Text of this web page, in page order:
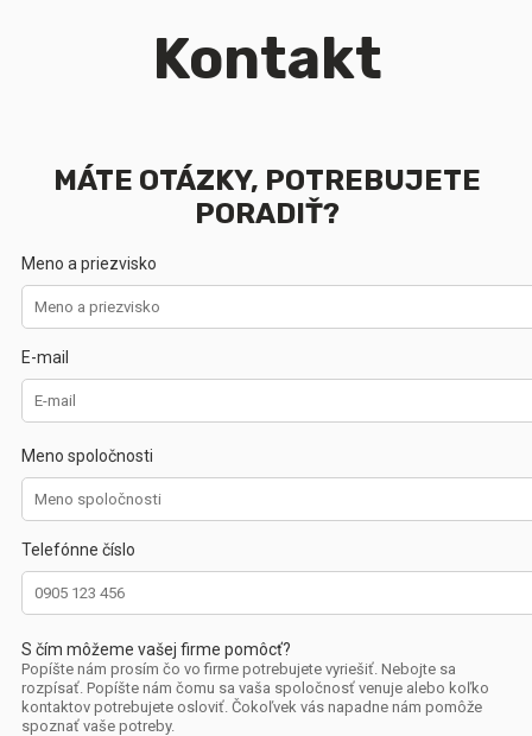
Kontakt
MÁTE OTÁZKY, POTREBUJETE
PORADIŤ?
Meno a priezvisko
E-mail
Meno spoločnosti
Telefónne číslo
S čím môžeme vašej firme pomôcť?
Popíšte nám prosím čo vo firme potrebujete vyriešiť. Nebojte sa
rozpísať. Popíšte nám čomu sa vaša spoločnosť venuje alebo koľko
kontaktov potrebujete osloviť. Čokoľvek vás napadne nám pomôže
spoznať vaše potreby.